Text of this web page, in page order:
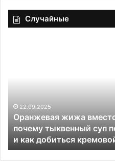
Случайные
тыквенный
суп
получается
водянистым
и
как
22.09.2025
Оранжевая жижа
почему тыквенный суп
и как добиться